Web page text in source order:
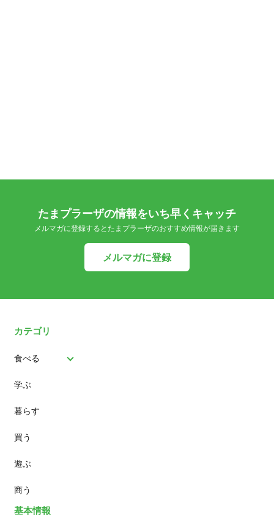
たまプラーザの情報をいち早くキャッチ
メルマガに登録するとたまプラーザのおすすめ情報が届きます
メルマガに登録
カテゴリ
食べる
パン
スイーツ
ランチ
カフェ
学ぶ
暮らす
買う
遊ぶ
商う
基本情報